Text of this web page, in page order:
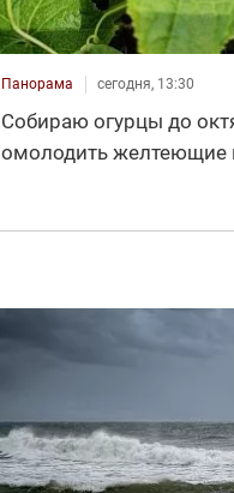
Панорама сегодня, 13:30
Собираю огурцы до
омолодить желтеющие